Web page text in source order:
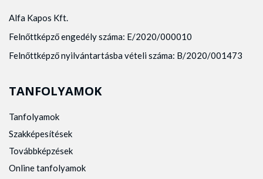
Alfa Kapos Kft.
Felnőttképző engedély száma: E/2020/000010
Felnőttképző nyilvántartásba vételi száma: B/2020/001473
TANFOLYAMOK
Tanfolyamok
Szakképesítések
Továbbképzések
Online tanfolyamok